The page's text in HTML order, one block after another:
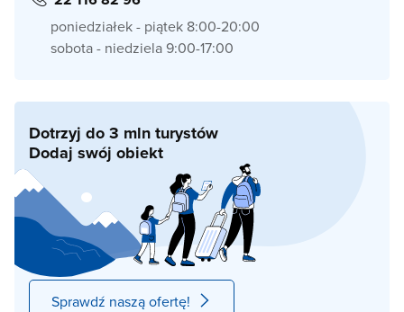
poniedziałek - piątek 8:00-20:00
sobota - niedziela 9:00-17:00
Dotrzyj do 3 mln turystów
Dodaj swój obiekt
Sprawdź naszą ofertę!